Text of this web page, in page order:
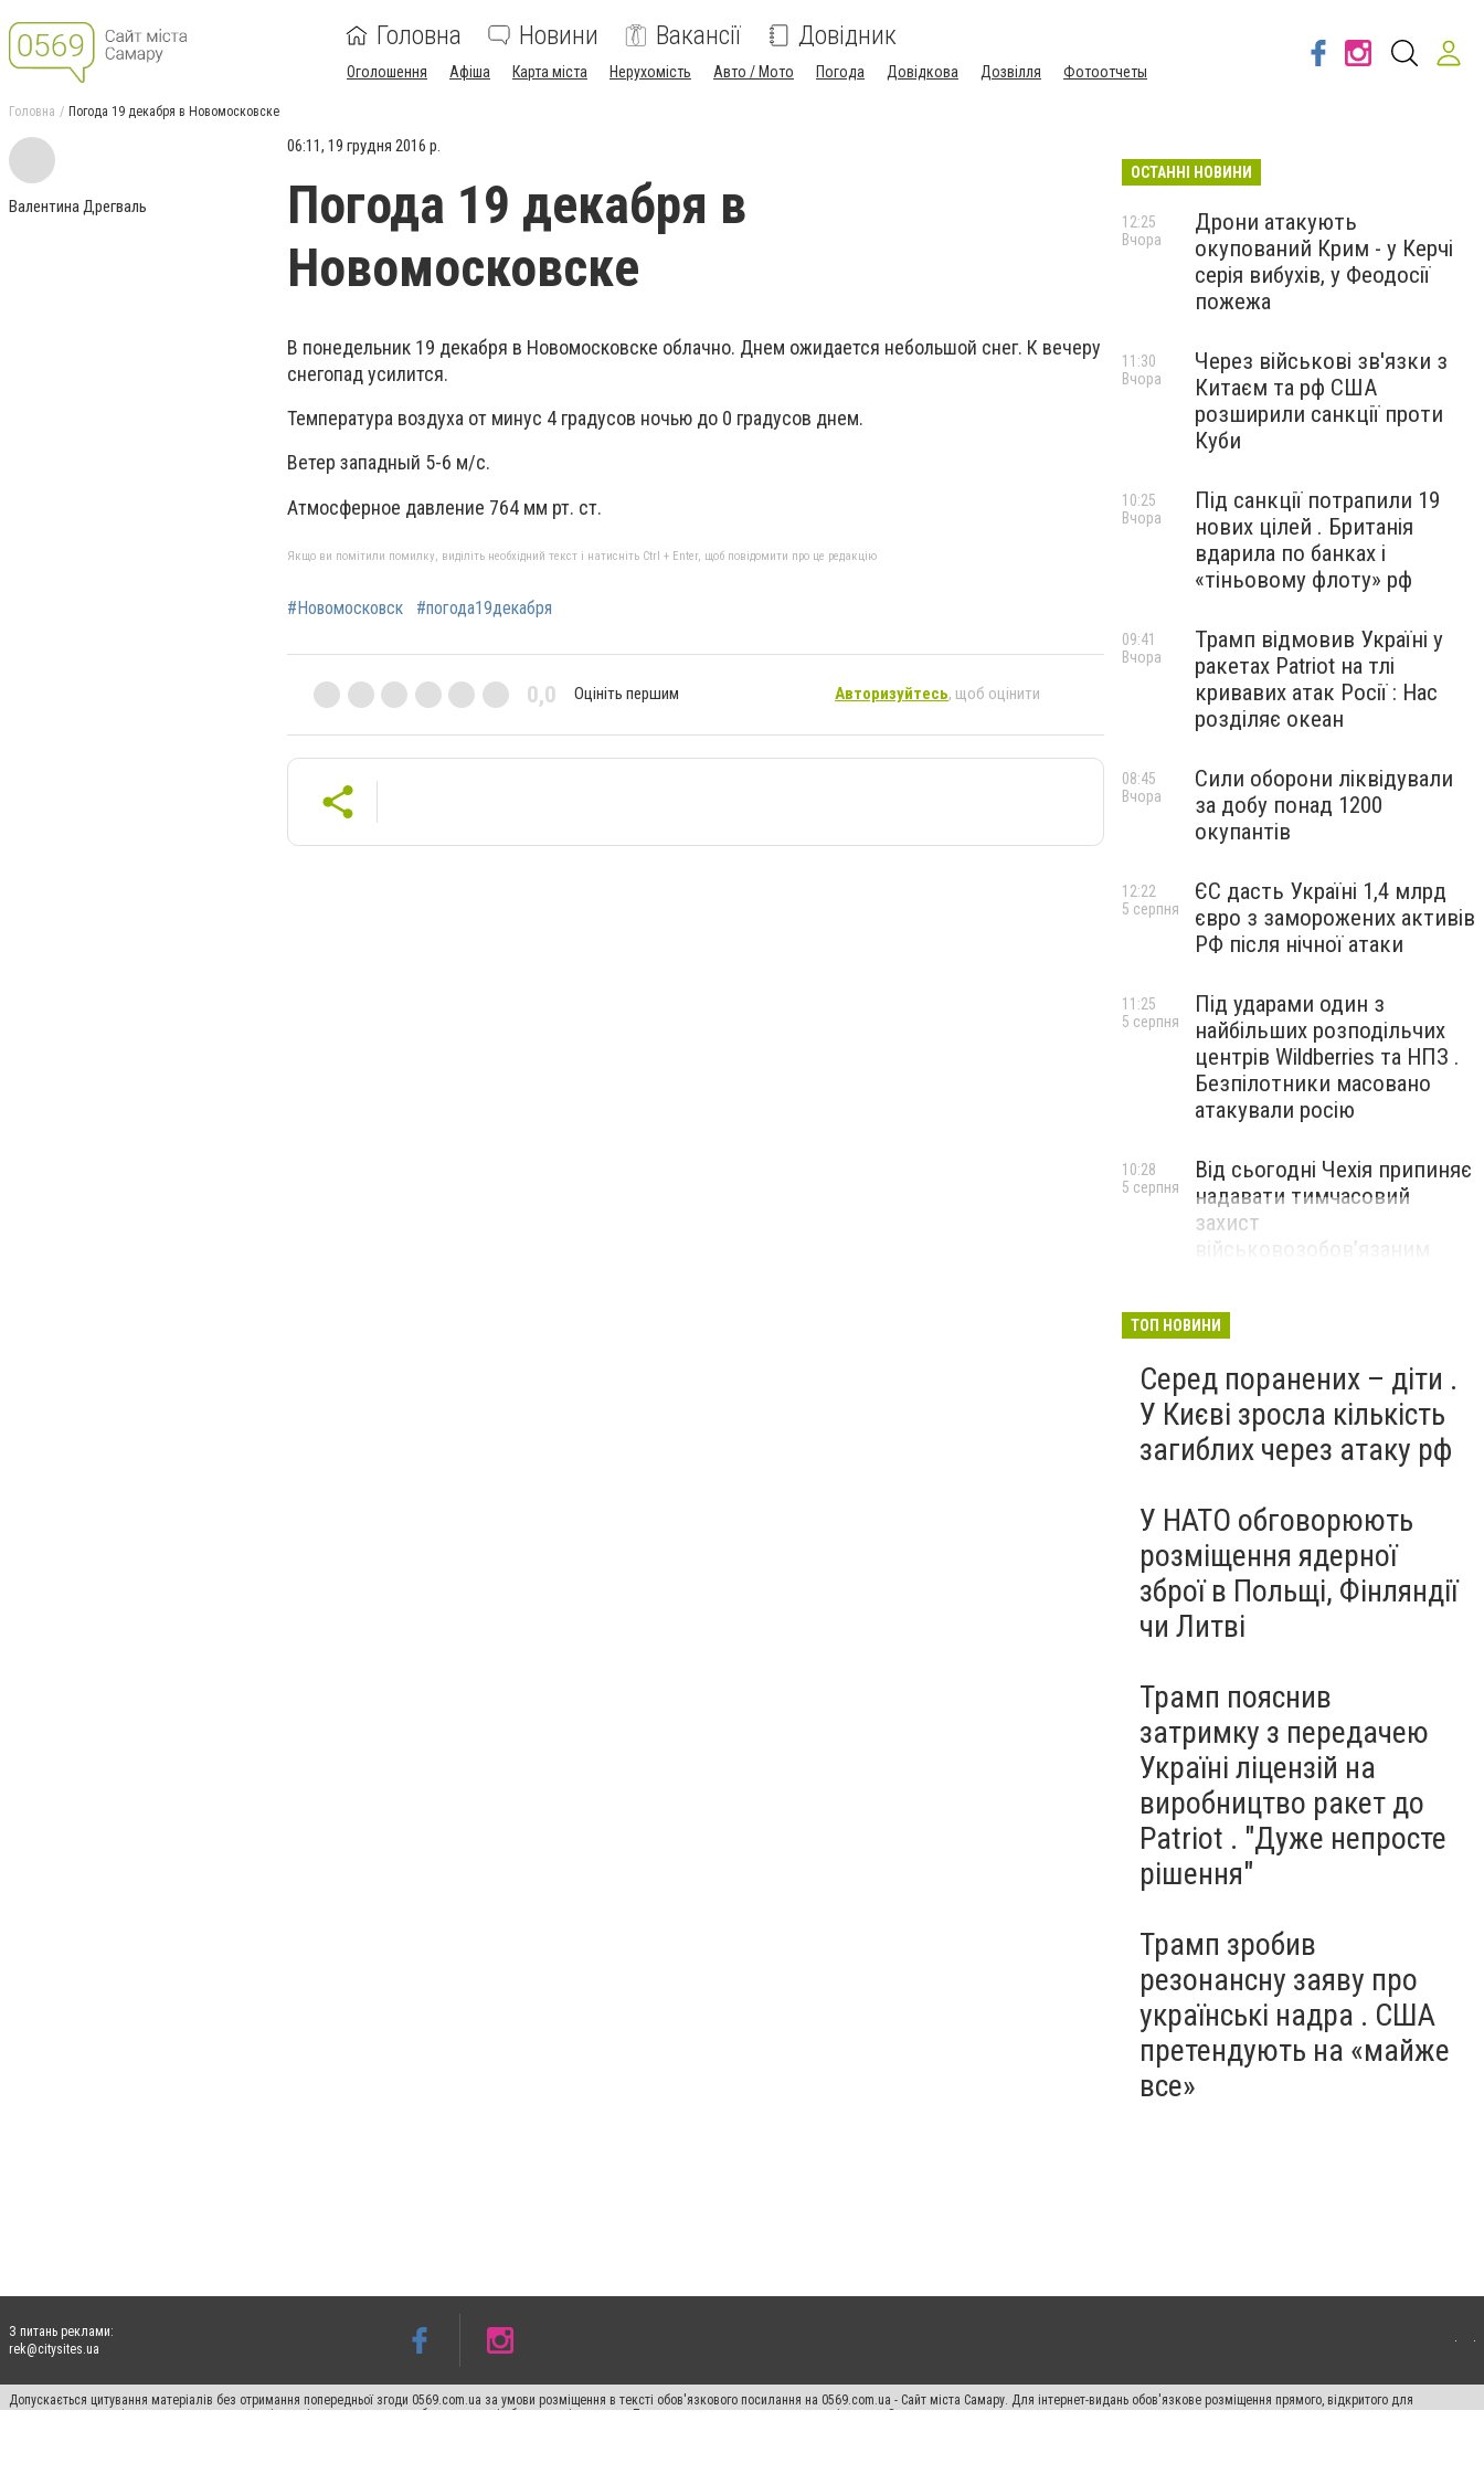
Головна Новини Вакансії Довідник
Оголошення Афіша Карта міста Нерухомість Авто / Мото Погода Довідкова Дозвілля Фотоотчеты
Головна Погода 19 декабря в Новомосковске
Валентина Дрегваль
06:11, 19 грудня 2016 р.
Погода 19 декабря в
Новомосковске
В понедельник 19 декабря в Новомосковске облачно. Днем ожидается небольшой снег. К вечеру
снегопад усилится.
Температура воздуха от минус 4 градусов ночью до 0 градусов днем.
Ветер западный 5-6 м/с.
Атмосферное давление 764 мм рт. ст.
Якщо ви помітили помилку, виділіть необхідний текст і натисніть Ctrl + Enter, щоб повідомити про це редакцію
#Новомосковск #погода19декабря
0,0 Оцініть першим Авторизуйтесь, щоб оцінити
ОСТАННІ НОВИНИ
Дрони атакують
окупований Крим - у Керчі
серія вибухів, у Феодосії
пожежа
12:25
Вчора
Через військові зв'язки з
Китаєм та рф США
розширили санкції проти
Куби
11:30
Вчора
Під санкції потрапили 19
нових цілей . Британія
вдарила по банках і
«тіньовому флоту» рф
10:25
Вчора
Трамп відмовив Україні у
ракетах Patriot на тлі
кривавих атак Росії : Нас
розділяє океан
09:41
Вчора
Сили оборони ліквідували
за добу понад 1200
окупантів
08:45
Вчора
ЄС дасть Україні 1,4 млрд
євро з заморожених активів
РФ після нічної атаки
12:22
5 серпня
Під ударами один з
найбільших розподільчих
центрів Wildberries та НПЗ .
Безпілотники масовано
атакували росію
11:25
5 серпня
Від сьогодні Чехія припиняє
надавати тимчасовий
захист
військовозобов’язаним
10:28
5 серпня
ТОП НОВИНИ
Серед поранених – діти .
У Києві зросла кількість
загиблих через атаку рф
У НАТО обговорюють
розміщення ядерної
зброї в Польщі, Фінляндії
чи Литві
Трамп пояснив
затримку з передачею
Україні ліцензій на
виробництво ракет до
Patriot . "Дуже непросте
рішення"
Трамп зробив
резонансну заяву про
українські надра . США
претендують на «майже
все»
З питань реклами:
rek@citysites.ua
Допускається цитування матеріалів без отримання попередньої згоди 0569.com.ua за умови розміщення в тексті обов'язкового посилання на 0569.com.ua - Сайт міста Самару. Для інтернет-видань обов'язкове розміщення прямого, відкритого для
пошукових систем гіперпосилання на цитовані статті не нижче другого абзацу в тексті або в якості джерела. Порушення виняткових прав переслідується Законом.